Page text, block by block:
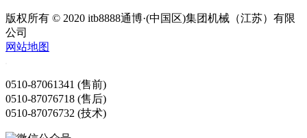
版权所有 © 2020 itb8888通博·(中国区)集团机械（江苏）有限
公司
网站地图
0510-87061341 (售前)
0510-87076718 (售后)
0510-87076732 (技术)